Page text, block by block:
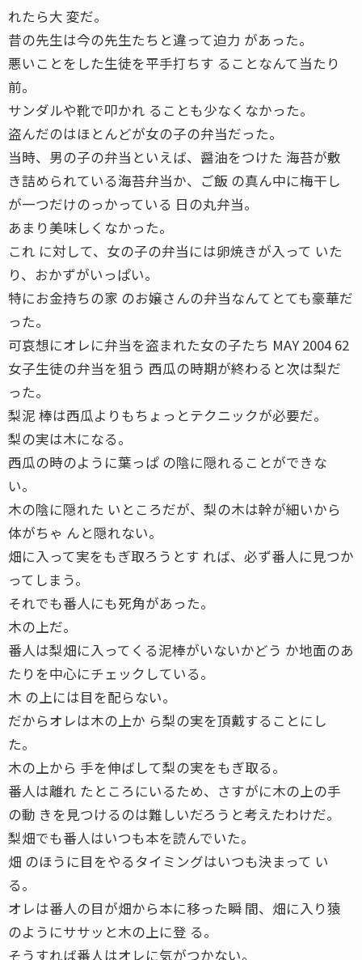
れたら大 変だ。
昔の先生は今の先生たちと違って迫力 があった。
悪いことをした生徒を平手打ちす ることなんて当たり
前。
サンダルや靴で叩かれ ることも少なくなかった。
盗んだのはほとんどが女の子の弁当だった。
当時、男の子の弁当といえば、醤油をつけた 海苔が敷
き詰められている海苔弁当か、ご飯 の真ん中に梅干し
が一つだけのっかっている 日の丸弁当。
あまり美味しくなかった。
これ に対して、女の子の弁当には卵焼きが入って いた
り、おかずがいっぱい。
特にお金持ちの家 のお嬢さんの弁当なんてとても豪華だ
った。
可哀想にオレに弁当を盗まれた女の子たち MAY 2004 62
女子生徒の弁当を狙う 西瓜の時期が終わると次は梨だ
った。
梨泥 棒は西瓜よりもちょっとテクニックが必要だ。
梨の実は木になる。
西瓜の時のように葉っぱ の陰に隠れることができな
い。
木の陰に隠れた いところだが、梨の木は幹が細いから
体がちゃ んと隠れない。
畑に入って実をもぎ取ろうとす れば、必ず番人に見つか
ってしまう。
それでも番人にも死角があった。
木の上だ。
番人は梨畑に入ってくる泥棒がいないかどう か地面のあ
たりを中心にチェックしている。
木 の上には目を配らない。
だからオレは木の上か ら梨の実を頂戴することにし
た。
木の上から 手を伸ばして梨の実をもぎ取る。
番人は離れ たところにいるため、さすがに木の上の手
の動 きを見つけるのは難しいだろうと考えたわけだ。
梨畑でも番人はいつも本を読んでいた。
畑 のほうに目をやるタイミングはいつも決まって い
る。
オレは番人の目が畑から本に移った瞬 間、畑に入り猿
のようにササッと木の上に登 る。
そうすれば番人はオレに気がつかない。